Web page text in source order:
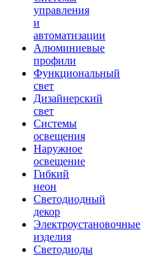
управления
и
автоматизации
Алюминиевые
профили
Функциональный
свет
Дизайнерский
свет
Системы
освещения
Наружное
освещение
Гибкий
неон
Светодиодный
декор
Электроустановочные
изделия
Светодиоды